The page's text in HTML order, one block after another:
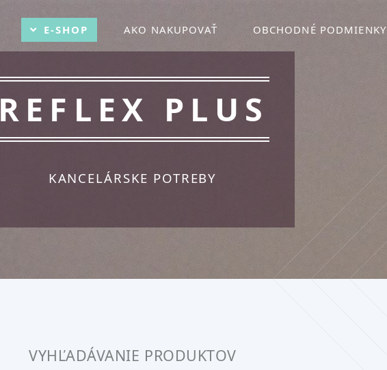
E-SHOP AKO NAKUPOVAŤ OBCHODNÉ PODMIENKY
REFLEX PLUS
KANCELÁRSKE POTREBY
VYHĽADÁVANIE PRODUKTOV